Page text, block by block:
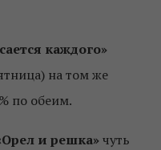
каждого»
на том же
по обеим.
и решка»чуть